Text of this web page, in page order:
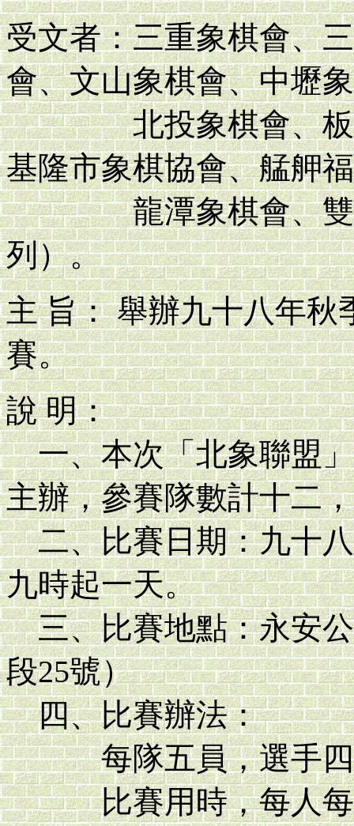
受文者：三重象棋會、
會、文山象棋會、中壢
北投象棋會、板橋
基隆市象棋協會、艋舺
龍潭象棋會、雙和
列）。
主 旨： 舉辦九十八年秋
賽。
說 明：
一、本次「北象聯盟」
主辦，參賽隊數計十二
二、比賽日期：九十八
九時起一天。
三、比賽地點：永安公
段25號）
四、比賽辦法：
每隊五員，選手四員
比賽用時，每人每局